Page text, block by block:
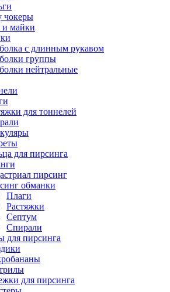
чокеры
майки
с длинным рукавом
группы
нейтральные
для тоннелей
для пирсинга
пирсинг
обманки
Плаги
Растяжки
Септум
Спирали
для пирсинга
для пирсинга